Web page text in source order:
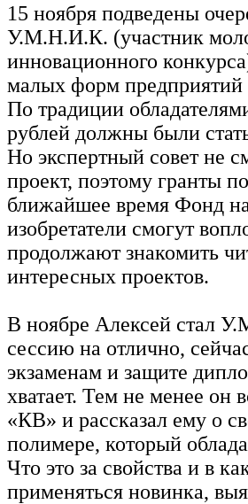
15 ноября подведены
У.М.Н.И.К. (участник
инновационного
малых форм предприятий
По традиции
рублей должны были
Но экспертный совет не
проект, поэтому гранты
ближайшее время Фонд
изобретатели смогут
продолжают знакомить
интересных проектов.
В ноябре Алексей стал
сессию на отлично,
экзаменам и защите
хватает. Тем не менее он
«КВ» и рассказал ему о
полимере, который
Что это за свойства и в
применяться новинка,